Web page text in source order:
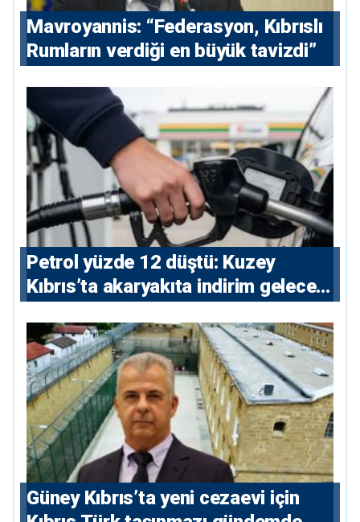
Mavroyannis: “Federasyon, Kıbrıslı
Rumların verdiği en büyük tavizdi”
Petrol yüzde 12 düştü: Kuzey
Kıbrıs’ta akaryakıta indirim gelecek
Güney Kıbrıs’ta yeni cezaevi için